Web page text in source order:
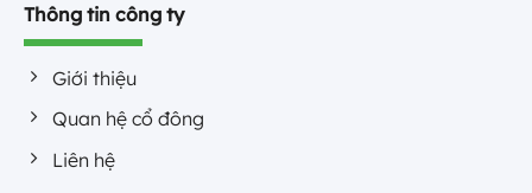
Thông tin công ty
Giới thiệu
Quan hệ cổ đông
Liên hệ